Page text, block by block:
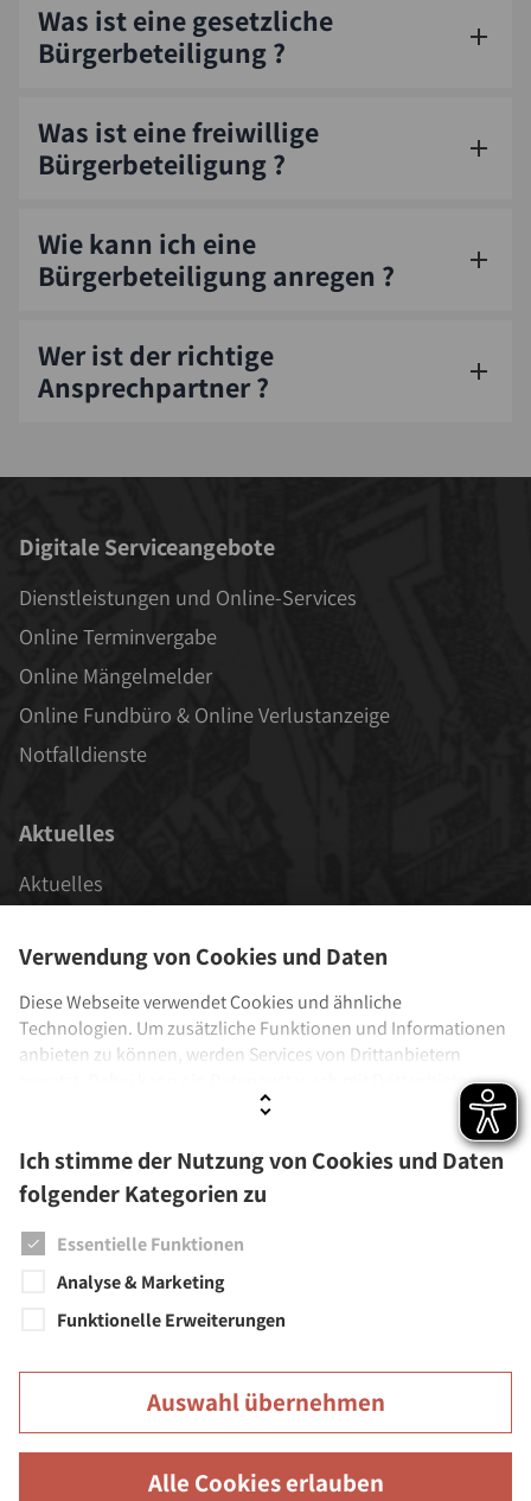
Was ist eine gesetzliche
Bürgerbeteiligung ?
Was ist eine freiwillige
Bürgerbeteiligung ?
Wie kann ich eine
Bürgerbeteiligung anregen ?
Wer ist der richtige
Ansprechpartner ?
Digitale Serviceangebote
Dienstleistungen und Online-Services
Online Terminvergabe
Online Mängelmelder
Online Fundbüro & Online Verlustanzeige
Notfalldienste
Aktuelles
Aktuelles
Stadt als Arbeitgeber
Einrichtungen
Städtisches Museum
Städtische Galerien
Feuerwehr
Große Kreisstadt Überlingen | Rathaus | Münsterstr. 15-17 |
88662 Überlingen
Verwendung von Cookies und Daten
Diese Webseite verwendet Cookies und ähnliche
Technologien. Um zusätzliche Funktionen und Informationen
anbieten zu können, werden Services von Drittanbietern
genutzt. Dabei kann ein Datenaustausch mit Drittanbietern
stattfinden. Wenn Sie der Verwendung nicht zustimmen,
technisch notwendig sind.
Weitere Informationen sowie Details zu den Kategorien finden
Sie unterDatenschutzundImpressum.
Ich stimme der Nutzung von Cookies und Daten
folgender Kategorien zu
Essentielle Funktionen
Analyse & Marketing
Funktionelle Erweiterungen
Alle Cookies erlauben
Auswahl übernehmen